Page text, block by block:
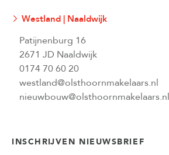
Westland | Naaldwijk
Patijnenburg 16
2671 JD Naaldwijk
0174 70 60 20
westland@olsthoornmakelaars.nl
nieuwbouw@olsthoornmakelaars.nl
INSCHRIJVEN NIEUWSBRIEF